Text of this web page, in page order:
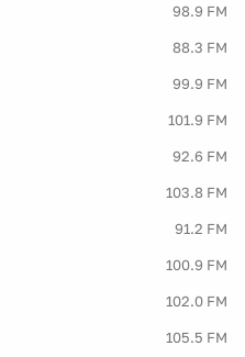
98.9 FM
88.3 FM
99.9 FM
101.9 FM
92.6 FM
103.8 FM
91.2 FM
100.9 FM
102.0 FM
105.5 FM